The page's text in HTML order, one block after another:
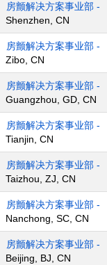
房颤解决方案事业部 -
Shenzhen, CN
房颤解决方案事业部 -
Zibo, CN
房颤解决方案事业部 -
Guangzhou, GD, CN
房颤解决方案事业部 -
Tianjin, CN
房颤解决方案事业部 -
Taizhou, ZJ, CN
房颤解决方案事业部 -
Nanchong, SC, CN
房颤解决方案事业部 -
Beijing, BJ, CN